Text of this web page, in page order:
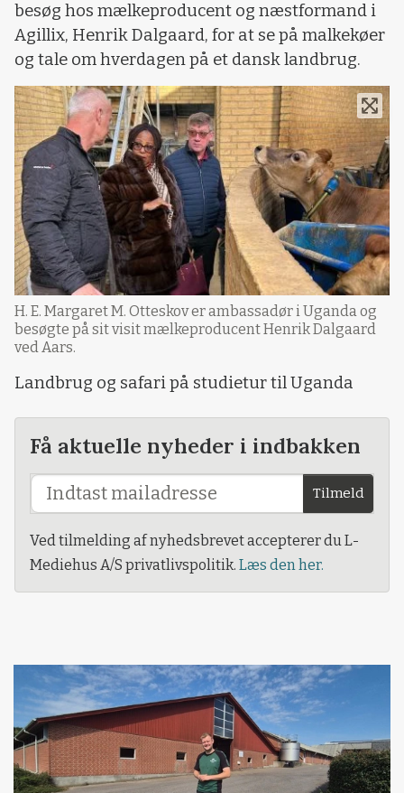
besøg hos mælkeproducent og næstformand i
Agillix, Henrik Dalgaard, for at se på malkekøer
og tale om hverdagen på et dansk landbrug.
H. E. Margaret M. Otteskov er ambassadør i Uganda og
besøgte på sit visit mælkeproducent Henrik Dalgaard
ved Aars.
Landbrug og safari på studietur til Uganda
Få aktuelle nyheder i indbakken
Tilmeld
Ved tilmelding af nyhedsbrevet accepterer du L-
Mediehus A/S privatlivspolitik. Læs den her.